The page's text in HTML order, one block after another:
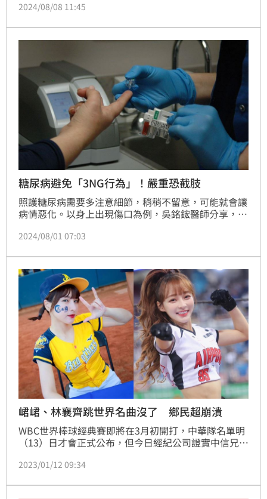
死性筋膜炎」；不但睪丸、生殖器腫脹變大，大腿內側
2024/08/08 11:45
糖尿病避免「3NG行為」！嚴重恐截肢
照護糖尿病需要多注意細節，稍稍不留意，可能就會讓
病情惡化。以身上出現傷口為例，吳銘鋐醫師分享，糖
口，當傷口惡化時，如果自行用藥處理，恐造成感染，
療。
2024/08/01 07:03
峮峮、林襄齊跳世界名曲沒了 鄉民超崩潰
WBC世界棒球經典賽即將在3月初開打，中華隊名單明
（13）日才會正式公布，但今日經紀公司證實中信兄弟
息，無緣為國家隊效力。消息傳至《PTT》後，讓網友
2023/01/12 09:34